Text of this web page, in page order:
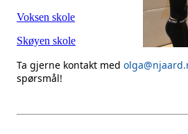
Voksen skole
Skøyen skole
Ta gjerne kontakt med
spørsmål!